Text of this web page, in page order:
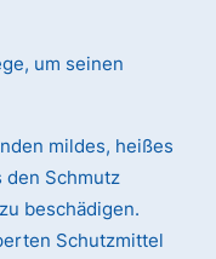
um seinen
mildes, heißes
den Schmutz
beschädigen.
Schutzmittel